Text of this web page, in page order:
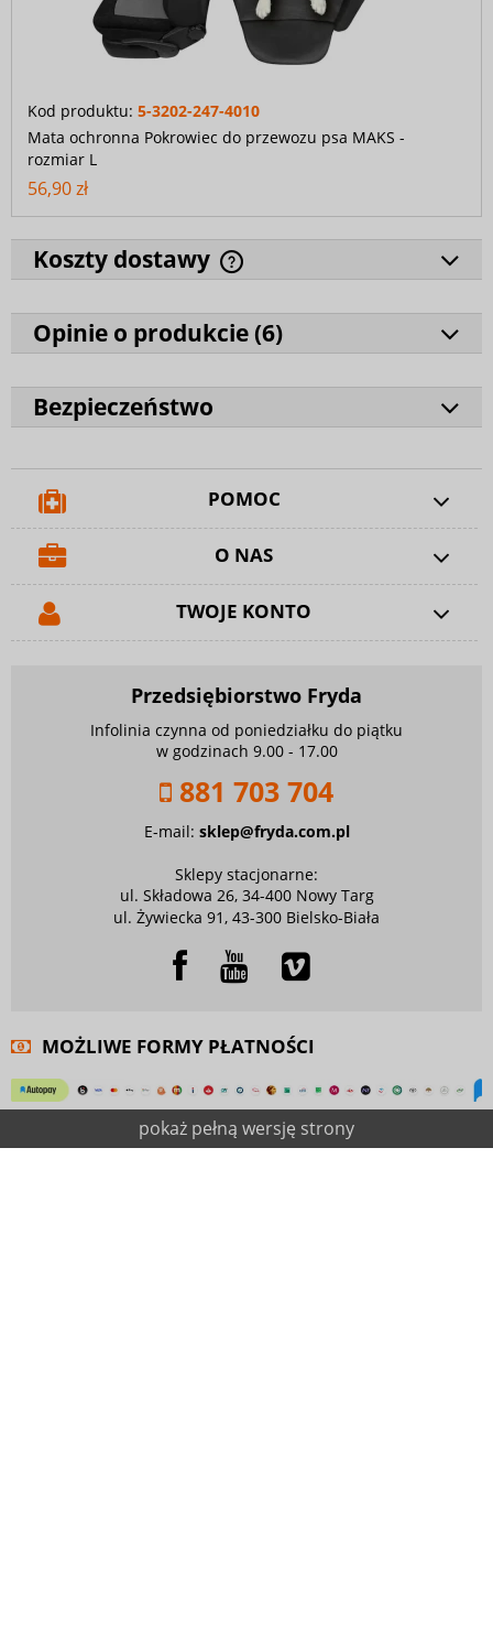
Kod produktu: 5-3202-247-4010
Mata ochronna Pokrowiec do przewozu psa MAKS -
rozmiar L
56,90 zł
Koszty dostawy
Opinie o produkcie (6)
Bezpieczeństwo
POMOC
O NAS
TWOJE KONTO
Przedsiębiorstwo Fryda
Infolinia czynna od poniedziałku do piątku
w godzinach 9.00 - 17.00
881 703 704
E-mail: sklep@fryda.com.pl
Sklepy stacjonarne:
ul. Składowa 26, 34-400 Nowy Targ
ul. Żywiecka 91, 43-300 Bielsko-Biała
MOŻLIWE FORMY PŁATNOŚCI
pokaż pełną wersję strony